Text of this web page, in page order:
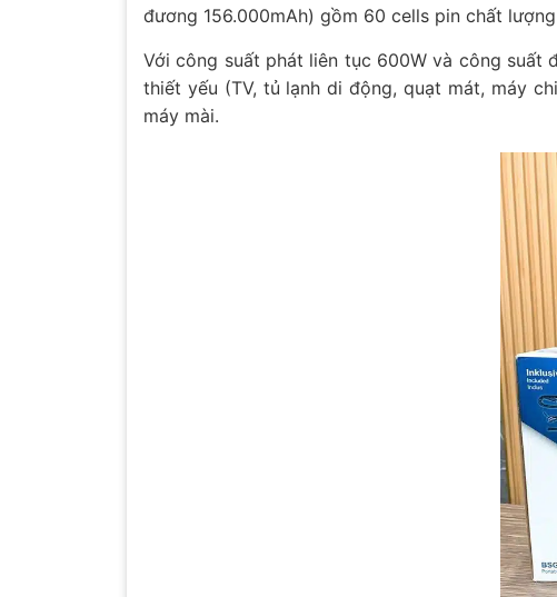
đương 156.000mAh) gồm 60 cells pin chất
Với công suất phát liên tục 600W và công suất
thiết yếu (TV, tủ lạnh di động, quạt mát, máy
máy mài.